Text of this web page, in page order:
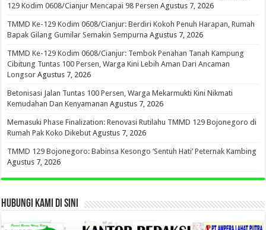
129 Kodim 0608/Cianjur Mencapai 98 Persen Agustus 7, 2026
TMMD Ke-129 Kodim 0608/Cianjur: Berdiri Kokoh Penuh Harapan, Rumah
Bapak Gilang Gumilar Semakin Sempurna Agustus 7, 2026
TMMD Ke-129 Kodim 0608/Cianjur: Tembok Penahan Tanah Kampung
Cibitung Tuntas 100 Persen, Warga Kini Lebih Aman Dari Ancaman
Longsor Agustus 7, 2026
Betonisasi Jalan Tuntas 100 Persen, Warga Mekarmukti Kini Nikmati
Kemudahan Dan Kenyamanan Agustus 7, 2026
Memasuki Phase Finalization: Renovasi Rutilahu TMMD 129 Bojonegoro di
Rumah Pak Koko Dikebut Agustus 7, 2026
TMMD 129 Bojonegoro: Babinsa Kesongo ‘Sentuh Hati’ Peternak Kambing
Agustus 7, 2026
HUBUNGI KAMI DI SINI